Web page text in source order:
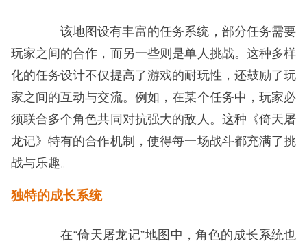
该地图设有丰富的任务系统，部分任务需要
玩家之间的合作，而另一些则是单人挑战。这种多样
化的任务设计不仅提高了游戏的耐玩性，还鼓励了玩
家之间的互动与交流。例如，在某个任务中，玩家必
须联合多个角色共同对抗强大的敌人。这种《倚天屠
龙记》特有的合作机制，使得每一场战斗都充满了挑
战与乐趣。
独特的成长系统
在“倚天屠龙记”地图中，角色的成长系统也